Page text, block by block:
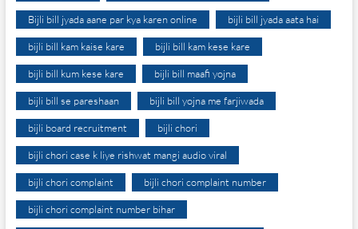
Bijli bill jyada aane par kya karen online bijli bill jyada aata hai
bijli bill kam kaise kare bijli bill kam kese kare
bijli bill kum kese kare bijli bill maafi yojna
bijli bill se pareshaan bijli bill yojna me farjiwada
bijli board recruitment bijli chori
bijli chori case k liye rishwat mangi audio viral
bijli chori complaint bijli chori complaint number
bijli chori complaint number bihar